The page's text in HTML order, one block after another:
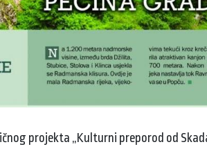
projekta „Kulturni preporod od